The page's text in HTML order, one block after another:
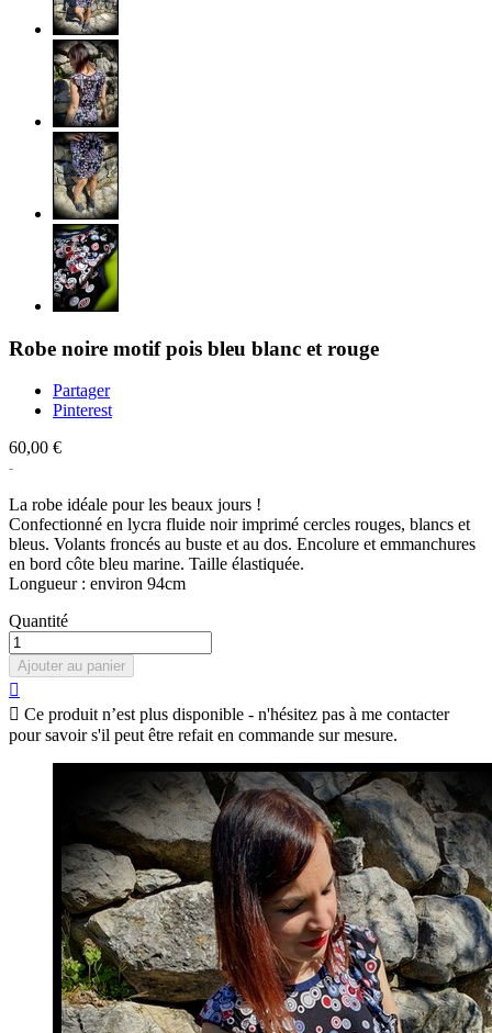
Robe noire motif pois bleu blanc et rouge
Partager
Pinterest
60,00 €
La robe idéale pour les beaux jours !
Confectionné en lycra fluide noir imprimé cercles rouges, blancs et
bleus. Volants froncés au buste et au dos. Encolure et emmanchures
en bord côte bleu marine. Taille élastiquée.
Longueur : environ 94cm
Quantité
Ajouter au panier

 Ce produit n’est plus disponible - n'hésitez pas à me contacter
pour savoir s'il peut être refait en commande sur mesure.